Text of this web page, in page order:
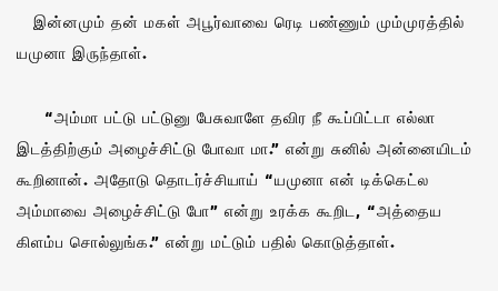
இன்னமும் தன் மகள் அபூர்வாவை ரெடி பண்ணும் மும்முரத்தில்
யமுனா இருந்தாள்.
“அம்மா பட்டு பட்டுனு பேசுவாளே தவிர நீ கூப்பிட்டா எல்லா
இடத்திற்கும் அழைச்சிட்டு போவா மா.” என்று சுனில் அன்னையிடம்
கூறினான். அதோடு தொடர்ச்சியாய் “யமுனா என் டிக்கெட்ல
அம்மாவை அழைச்சிட்டு போ” என்று உரக்க கூறிட, “அத்தைய
கிளம்ப சொல்லுங்க.” என்று மட்டும் பதில் கொடுத்தாள்.